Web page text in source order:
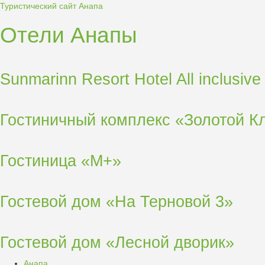
Туристический сайт Анапа
Отели Анапы
Sunmarinn Resort Hotel All inclusive
Гостиничный комплекс «Золотой
Гостиница «М+»
Гостевой дом «На Терновой 3»
Гостевой дом «Лесной дворик»